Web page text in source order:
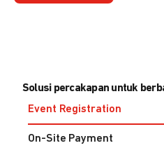
Solusi percakapan untuk
Event Registration
On-Site Payment